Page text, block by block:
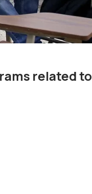
related to